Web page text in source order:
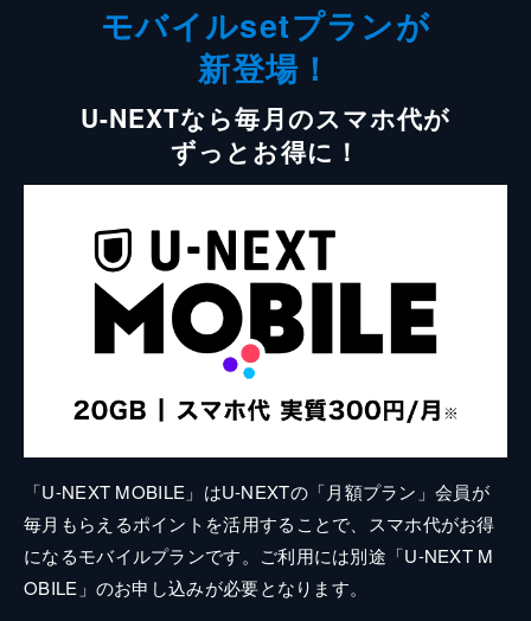
モバイルsetプランが
新登場！
U-NEXTなら毎月のスマホ代が
ずっとお得に！
「U-NEXT MOBILE」はU-NEXTの「月額プラン」会員が
毎月もらえるポイントを活用することで、スマホ代がお得
になるモバイルプランです。ご利用には別途「U-NEXT M
OBILE」のお申し込みが必要となります。